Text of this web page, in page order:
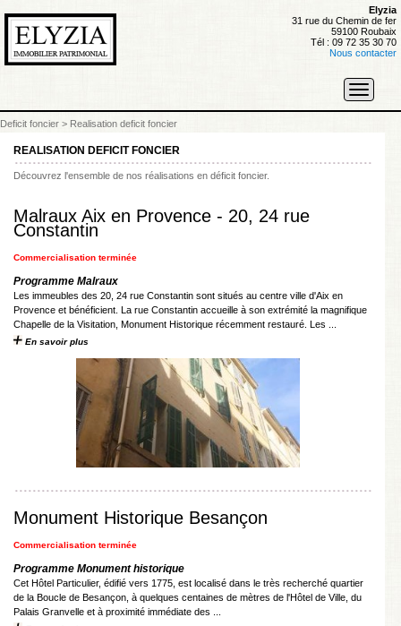
Elyzia
31 rue du Chemin de fer
59100 Roubaix
Tél : 09 72 35 30 70
Nous contacter
Toggle
Deficit foncier > Realisation deficit foncier
REALISATION DEFICIT FONCIER
Découvrez l'ensemble de nos réalisations en déficit foncier.
Malraux Aix en Provence - 20, 24 rue
Constantin
Commercialisation terminée
Programme Malraux
Les immeubles des 20, 24 rue Constantin sont situés au centre ville d'Aix en
Provence et bénéficient. La rue Constantin accueille à son extrémité la magnifique
Chapelle de la Visitation, Monument Historique récemment restauré. Les ...
En savoir plus
Monument Historique Besançon
Commercialisation terminée
Programme Monument historique
Cet Hôtel Particulier, édifié vers 1775, est localisé dans le très recherché quartier
de la Boucle de Besançon, à quelques centaines de mètres de l'Hôtel de Ville, du
Palais Granvelle et à proximité immédiate des ...